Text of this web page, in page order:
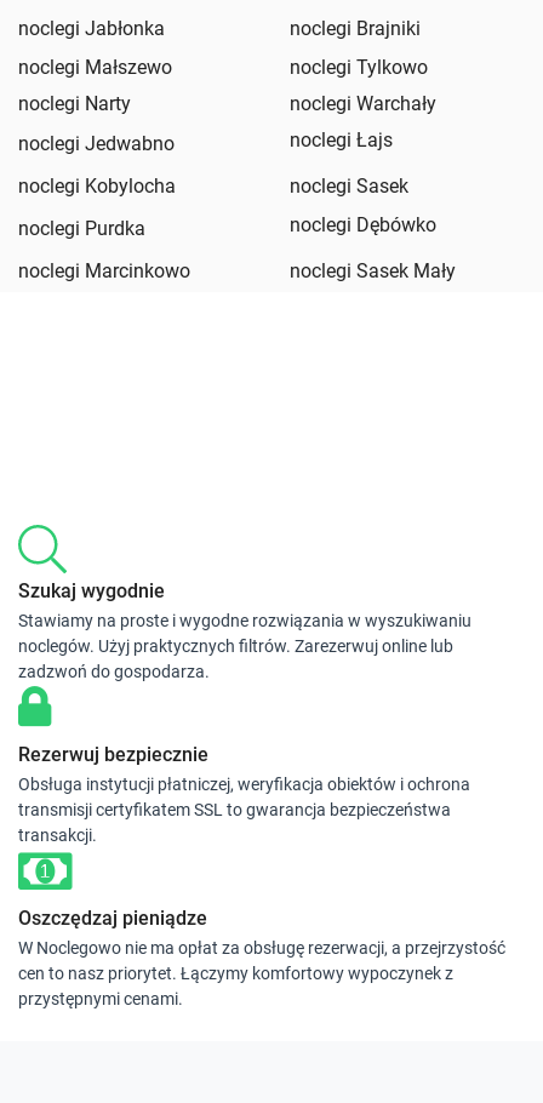
noclegi Jabłonka
noclegi Brajniki
noclegi Małszewo
noclegi Tylkowo
noclegi Narty
noclegi Warchały
noclegi Jedwabno
noclegi Łajs
noclegi Kobylocha
noclegi Sasek
noclegi Purdka
noclegi Dębówko
noclegi Marcinkowo
noclegi Sasek Mały
Szukaj wygodnie
Stawiamy na proste i wygodne rozwiązania w wyszukiwaniu
noclegów. Użyj praktycznych filtrów. Zarezerwuj online lub
zadzwoń do gospodarza.
Rezerwuj bezpiecznie
Obsługa instytucji płatniczej, weryfikacja obiektów i ochrona
transmisji certyfikatem SSL to gwarancja bezpieczeństwa
transakcji.
Oszczędzaj pieniądze
W Noclegowo nie ma opłat za obsługę rezerwacji, a przejrzystość
cen to nasz priorytet. Łączymy komfortowy wypoczynek z
przystępnymi cenami.